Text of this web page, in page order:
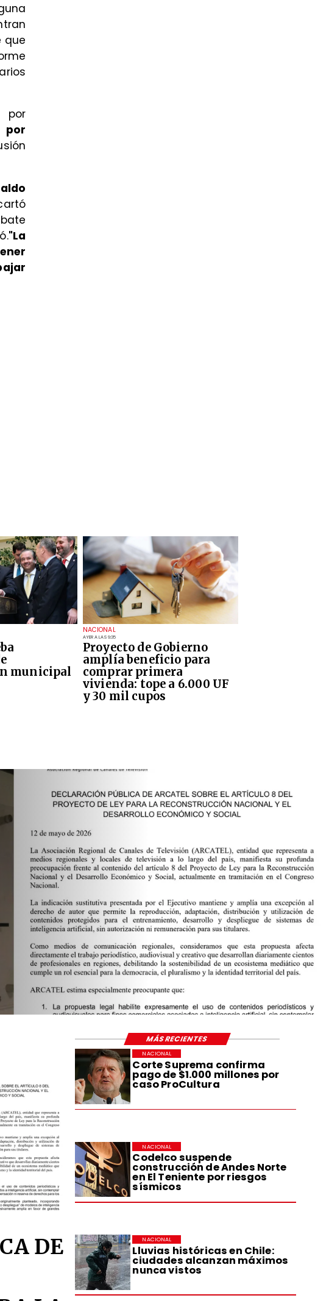
municipal
NACIONAL
AYER A LAS 9:35
Proyecto de Gobierno
amplía beneficio para
comprar primera
vivienda: tope a 6.000 UF
y 30 mil cupos
que
por
por
"La
Corte Suprema confirma
pago de $1.000 millones por
caso ProCultura
NACIONAL
Codelco suspende
construcción de Andes Norte
en El Teniente por riesgos
sísmicos
NACIONAL
Lluvias históricas en Chile:
ciudades alcanzan máximos
nunca vistos
NACIONAL
DE
MÁS RECIENTES